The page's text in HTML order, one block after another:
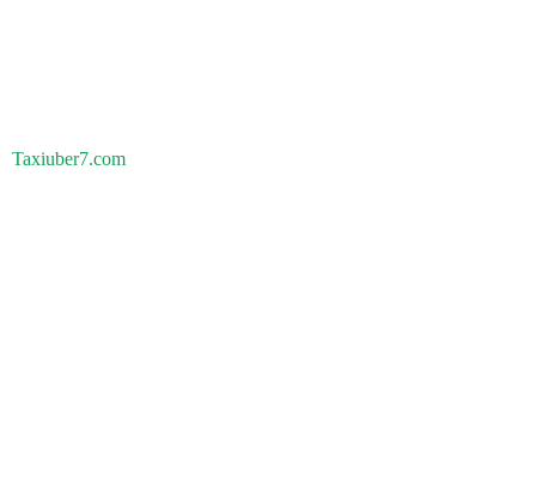
Taxiuber7.com